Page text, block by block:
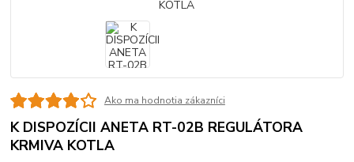
Ako ma hodnotia zákazníci
K DISPOZÍCII ANETA RT-02B REGULÁTORA
KRMIVA KOTLA